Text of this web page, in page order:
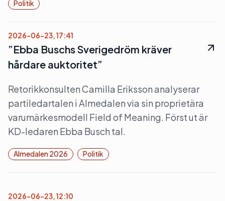
Politik
2026-06-23, 17:41
”Ebba Buschs Sverigedröm kräver
hårdare auktoritet”
Retorikkonsulten Camilla Eriksson analyserar
partiledartalen i Almedalen via sin proprietära
varumärkesmodell Field of Meaning. Först ut är
KD-ledaren Ebba Busch tal.
Almedalen 2026 Politik
2026-06-23, 12:10